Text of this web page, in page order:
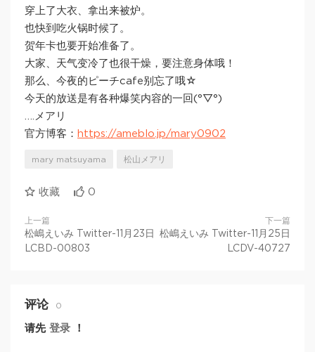
穿上了大衣、拿出来被炉。
也快到吃火锅时候了。
贺年卡也要开始准备了。
大家、天气变冷了也很干燥，要注意身体哦！
那么、今夜的ピーチcafe别忘了哦☆
今天的放送是有各种爆笑内容的一回(°▽°)
….メアリ
官方博客： https://ameblo.jp/mary0902
mary matsuyama 松山メアリ
收藏 0
上一篇
松嶋えいみ Twitter-11月23日
LCBD-00803
下一篇
松嶋えいみ Twitter-11月25日
LCDV-40727
评论 0
请先 登录 ！